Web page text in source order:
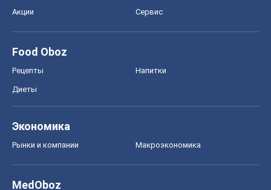
Акции Сервис
Food Oboz
Рецепты Напитки
Диеты
Экономика
Рынки и компании Mакроэкономика
MedOboz